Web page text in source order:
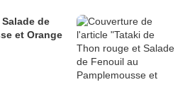
de
et Orange